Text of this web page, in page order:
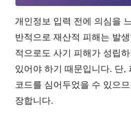
개인정보 입력 전에 의심을
반적으로 재산적 피해는 발
적으로도 사기 피해가 성립하
있어야 하기 때문입니다. 단,
코드를 심어두었을 수 있으
장합니다.